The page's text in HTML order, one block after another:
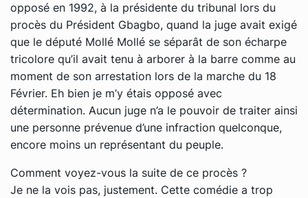
opposé en 1992, à la présidente du tribunal lors du
procès du Président Gbagbo, quand la juge avait exigé
que le député Mollé Mollé se séparât de son écharpe
tricolore qu’il avait tenu à arborer à la barre comme au
moment de son arrestation lors de la marche du 18
Février. Eh bien je m’y étais opposé avec
détermination. Aucun juge n’a le pouvoir de traiter ainsi
une personne prévenue d’une infraction quelconque,
encore moins un représentant du peuple.
Comment voyez-vous la suite de ce procès ?
Je ne la vois pas, justement. Cette comédie a trop